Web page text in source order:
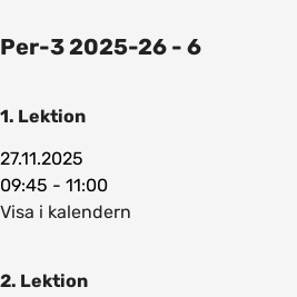
Per-3 2025-26 - 6
1. Lektion
27.11.2025
09:45 - 11:00
Visa i kalendern
2. Lektion